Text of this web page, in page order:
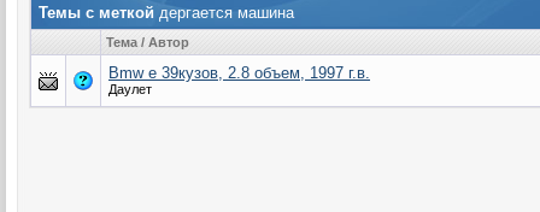
Темы с меткой дергается машина
Тема / Автор
Bmw e 39кузов, 2.8 объем, 1997 г.в.
Даулет